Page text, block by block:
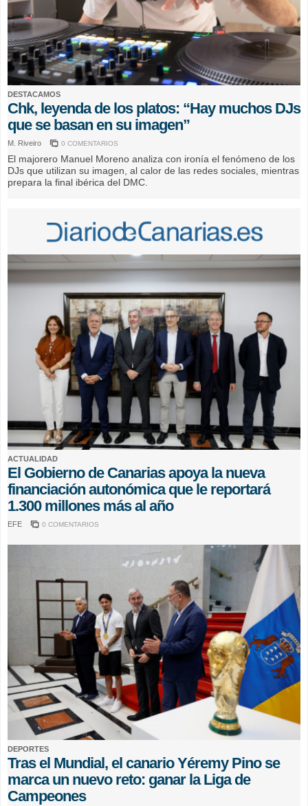
DESTACAMOS
Chk, leyenda de los platos: “Hay muchos DJs
que se basan en su imagen”
M. Riveiro 0 COMENTARIOS
El majorero Manuel Moreno analiza con ironía el fenómeno de los
DJs que utilizan su imagen, al calor de las redes sociales, mientras
prepara la final ibérica del DMC.
ACTUALIDAD
El Gobierno de Canarias apoya la nueva
financiación autonómica que le reportará
1.300 millones más al año
EFE 0 COMENTARIOS
DEPORTES
Tras el Mundial, el canario Yéremy Pino se
marca un nuevo reto: ganar la Liga de
Campeones